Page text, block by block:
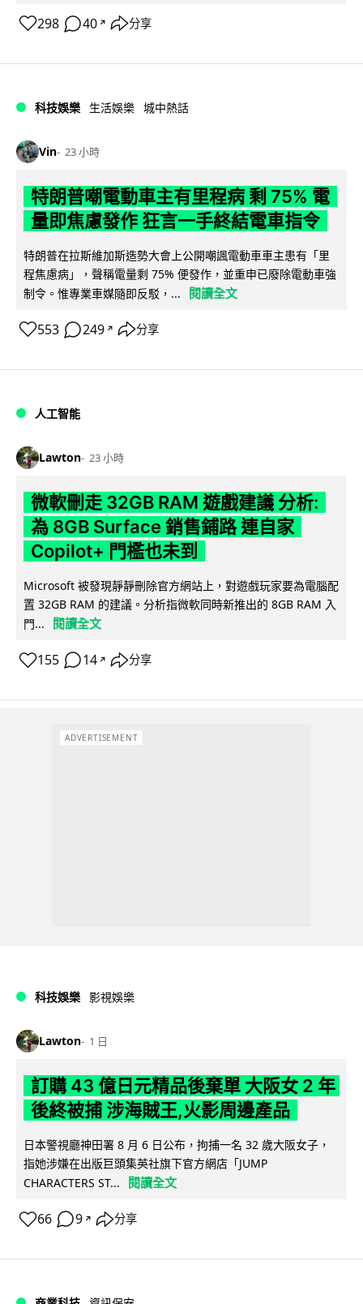
298 40 ↗ 分享
科技娛樂 生活娛樂 城中熱話
Vin 23 小時
特朗普嘲電動車主有里程病 剩 75% 電
量即焦慮發作 狂言一手終結電車指令
特朗普在拉斯維加斯造勢大會上公開嘲諷電動車車主患有「里
程焦慮病」，聲稱電量剩 75% 便發作，並重申已廢除電動車強
制令。惟專業車媒隨即反駁，...
閱讀全文
553 249 ↗ 分享
人工智能
Lawton 23 小時
微軟刪走 32GB RAM 遊戲建議 分析:
為 8GB Surface 銷售鋪路 連自家
Copilot+ 門檻也未到
Microsoft 被發現靜靜刪除官方網站上，對遊戲玩家要為電腦配
置 32GB RAM 的建議。分析指微軟同時新推出的 8GB RAM 入
門...
閱讀全文
155 14 ↗ 分享
ADVERTISEMENT
科技娛樂 影視娛樂
Lawton 1 日
訂購 43 億日元精品後棄單 大阪女 2 年
後終被捕 涉海賊王,火影周邊產品
日本警視廳神田署 8 月 6 日公布，拘捕一名 32 歲大阪女子，
指她涉嫌在出版巨頭集英社旗下官方網店「JUMP
CHARACTERS ST...
閱讀全文
66 9 ↗ 分享